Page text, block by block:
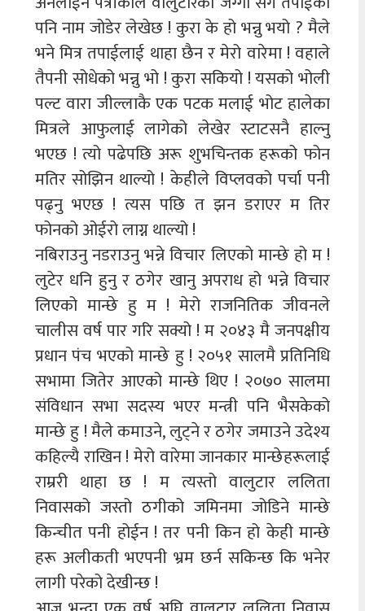
पनि नाम जोडेर लेखेछ ! कुरा के हो भन्नु भयो ? मैले
भने मित्र तपाईलाई थाहा छैन र मेरो वारेमा ! वहाले
तैपनी सोधेको भन्नु भो ! कुरा सकियो ! यसको भोली
पल्ट वारा जील्लाकै एक पटक मलाई भोट हालेका
मित्रले आफुलाई लागेको लेखेर स्टाटसनै हाल्नु
भएछ ! त्यो पढेपछि अरू शुभचिन्तक हरूको फोन
मतिर सोझिन थाल्यो ! केहीले विप्लवको पर्चा पनी
पढ्नु भएछ ! त्यस पछि त झन डराएर म तिर
फोनको ओईरो लाग्न थाल्यो !
नबिराउनु नडराउनु भन्ने विचार लिएको मान्छे हो म !
लुटेर धनि हुनु र ठगेर खानु अपराध हो भन्ने विचार
लिएको मान्छे हु म ! मेरो राजनितिक जीवनले
चालीस वर्ष पार गरि सक्यो ! म २०४३ मै जनपक्षीय
प्रधान पंच भएको मान्छे हु ! २०५१ सालमै प्रतिनिधि
सभामा जितेर आएको मान्छे थिए ! २०७० सालमा
संविधान सभा सदस्य भएर मन्त्री पनि भैसकेको
मान्छे हु ! मैले कमाउने, लुट्ने र ठगेर जमाउने उदेश्य
कहिल्यै राखिन ! मेरो वारेमा जानकार मान्छेहरूलाई
राम्ररी थाहा छ ! म त्यस्तो वालुटार ललिता
निवासको जस्तो ठगीको जमिनमा जोडिने मान्छे
किन्चीत पनी होईन ! तर पनी किन हो केही मान्छे
हरू अलीकती भएपनी भ्रम छर्न सकिन्छ कि भनेर
लागी परेको देखीन्छ !